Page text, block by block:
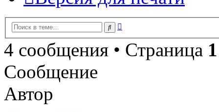
Поиск
4 сообщения • Страница 1
Сообщение
Автор